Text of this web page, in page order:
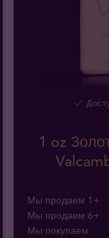
1 oz
Мы продаем 1+
Мы продаем 6+
Мы покупаем